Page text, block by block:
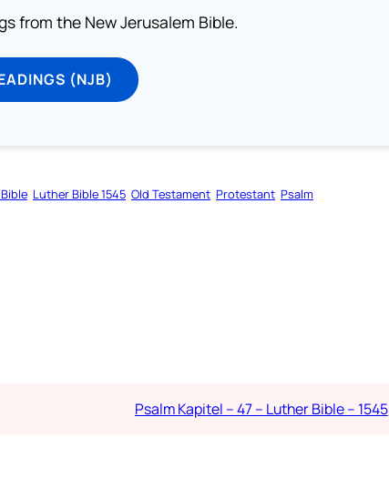
from the New Jerusalem Bible.
(NJB)
Luther Bible 1545 Old Testament Protestant Psalm
Psalm Kapitel – 47 – Luther Bible – 1545